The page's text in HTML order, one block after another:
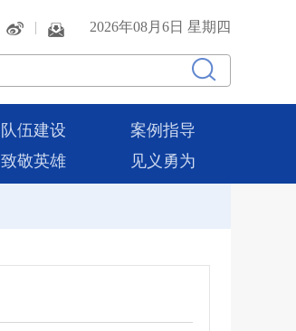
| 2026年08月6日 星期四
队伍建设
案例指导
致敬英雄 见义勇为